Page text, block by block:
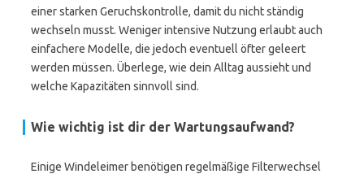
einer starken Geruchskontrolle, damit du nicht ständig
wechseln musst. Weniger intensive Nutzung erlaubt auch
einfachere Modelle, die jedoch eventuell öfter geleert
werden müssen. Überlege, wie dein Alltag aussieht und
welche Kapazitäten sinnvoll sind.
Wie wichtig ist dir der Wartungsaufwand?
Einige Windeleimer benötigen regelmäßige Filterwechsel